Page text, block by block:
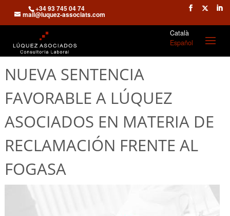
+34 93 745 04 74
mail@luquez-associats.com
Català
Español
NUEVA SENTENCIA
FAVORABLE A LÚQUEZ
ASOCIADOS EN MATERIA DE
RECLAMACIÓN FRENTE AL
FOGASA